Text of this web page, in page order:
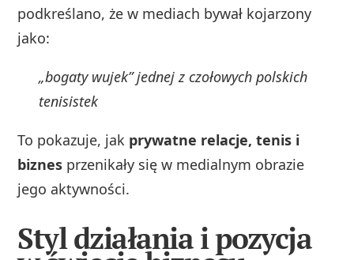
podkreślano, że w mediach bywał kojarzony
jako:
„bogaty wujek” jednej z czołowych polskich
tenisistek
To pokazuje, jak prywatne relacje, tenis i
biznes przenikały się w medialnym obrazie
jego aktywności.
Styl działania i pozycja